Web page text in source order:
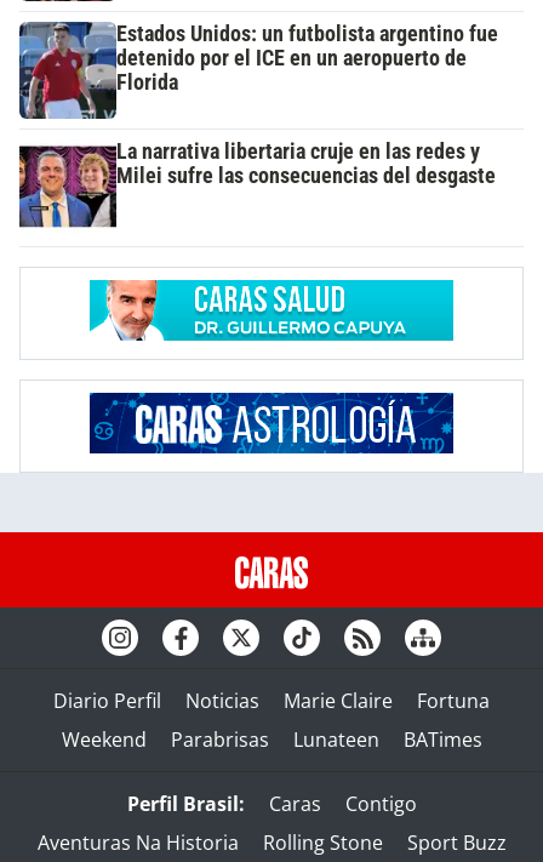
Estados Unidos: un futbolista argentino fue
detenido por el ICE en un aeropuerto de
Florida
La narrativa libertaria cruje en las redes y
Milei sufre las consecuencias del desgaste
Diario Perfil Noticias Marie Claire
Fortuna
Weekend
Parabrisas Lunateen BATimes
Perfil Brasil: Caras
Contigo
Aventuras Na Historia
Rolling Stone Sport Buzz